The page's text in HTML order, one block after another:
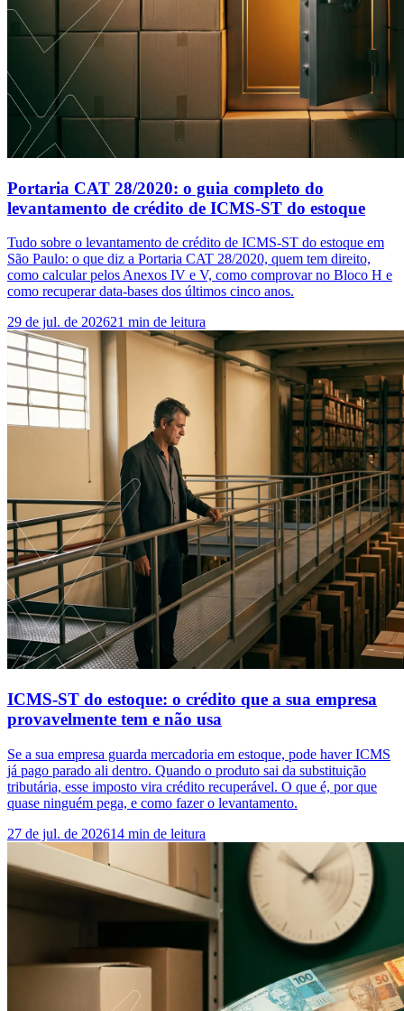
Portaria CAT 28/2020: o guia completo do
levantamento de crédito de ICMS-ST do estoque
Tudo sobre o levantamento de crédito de ICMS-ST do estoque em
São Paulo: o que diz a Portaria CAT 28/2020, quem tem direito,
como calcular pelos Anexos IV e V, como comprovar no Bloco H e
como recuperar data-bases dos últimos cinco anos.
29 de jul. de 202621 min de leitura
ICMS-ST do estoque: o crédito que a sua empresa
provavelmente tem e não usa
Se a sua empresa guarda mercadoria em estoque, pode haver ICMS
já pago parado ali dentro. Quando o produto sai da substituição
tributária, esse imposto vira crédito recuperável. O que é, por que
quase ninguém pega, e como fazer o levantamento.
27 de jul. de 202614 min de leitura